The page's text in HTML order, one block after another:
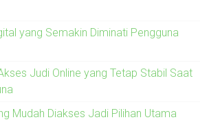
yang Semakin Diminati Pengguna
Judi Online yang Tetap Stabil Saat
Mudah Diakses Jadi Pilihan Utama